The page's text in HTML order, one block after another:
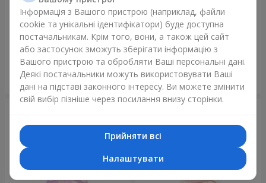
Букет "Kamaliya"
3 199 грн
Замовити
Букет "Moon Dance"
2 513 грн
Замовити
Інформація з Вашого пристрою (наприклад, файли
cookie та унікальні ідентифікатори) буде доступна
постачальникам. Крім того, вони, а також цей сайт
або застосунок зможуть зберігати інформацію з
Вашого пристрою та обробляти Ваші персональні дані.
Деякі постачальники можуть використовувати Ваші
дані на підставі законного інтересу. Ви можете змінити
свій вибір пізніше через посилання внизу сторінки.
Прийняти всі
Налаштувати